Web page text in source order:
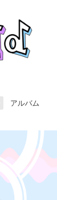
アルバム